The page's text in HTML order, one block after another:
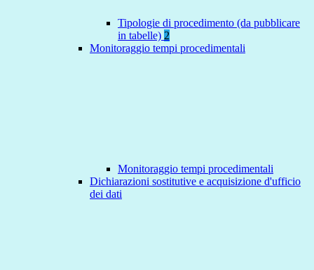
Tipologie di procedimento (da pubblicare
in tabelle) 2
Monitoraggio tempi procedimentali
Monitoraggio tempi procedimentali
Dichiarazioni sostitutive e acquisizione d'ufficio
dei dati